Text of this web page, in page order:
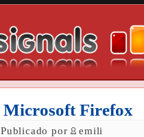
Microsoft Firefox
Publicado por emili